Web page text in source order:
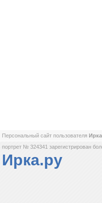
Персональный сайт пользователя
портрет № 324341 зарегистрирован
Ирка.ру